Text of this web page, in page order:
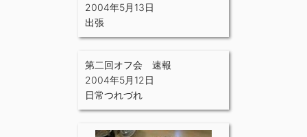
2004年5月13日
出張
第二回オフ会 速報
2004年5月12日
日常つれづれ